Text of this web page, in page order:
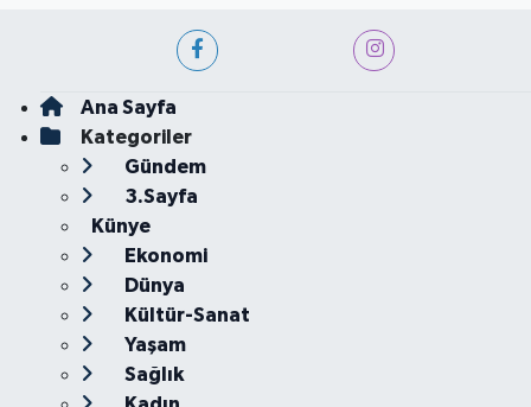
Ana Sayfa
Kategoriler
Gündem
3.Sayfa
Künye
Ekonomi
Dünya
Kültür-Sanat
Yaşam
Sağlık